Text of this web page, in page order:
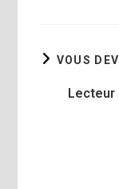
VOUS
Lecteur